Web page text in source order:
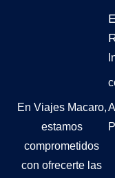
En Viajes Macaro,
estamos
comprometidos
con ofrecerte las